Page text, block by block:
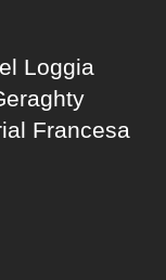
Loggia
Francesa